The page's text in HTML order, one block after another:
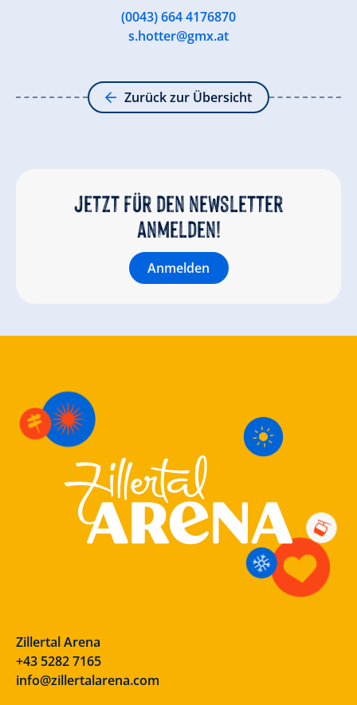
(0043) 664 4176870
s.hotter@gmx.at
Zurück zur Übersicht
Jetzt für den newsletter
anmelden!
Anmelden
Zillertal Arena
+43 5282 7165
info@zillertalarena.com